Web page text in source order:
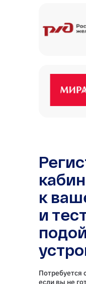
к
и
Потребуется
если вы не